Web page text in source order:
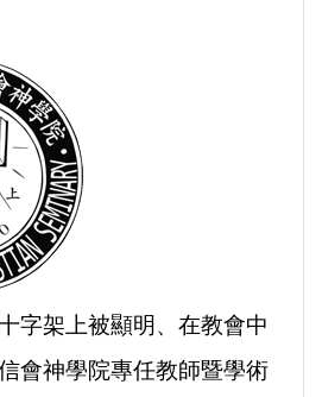
字架上被顯明、在教會中
會神學院專任教師暨學術